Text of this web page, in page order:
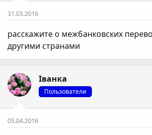
и
р
н
я
31.03.2016
расскажите о межбанковских
другими странами
Іванка
Пользователи
05.04.2016